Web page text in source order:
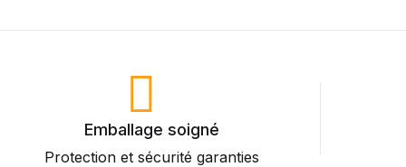
Emballage soigné
Protection et sécurité garanties